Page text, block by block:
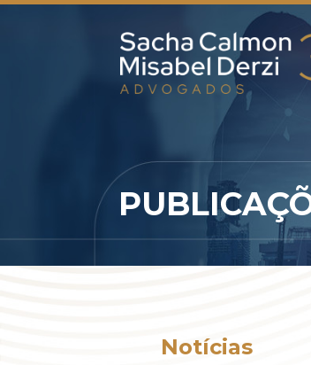
Notícias